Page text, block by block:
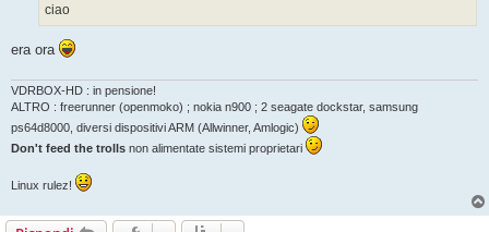
ciao
era ora
VDRBOX-HD : in pensione!
ALTRO : freerunner (openmoko) ; nokia n900 ; 2 seagate dockstar, samsung
ps64d8000, diversi dispositivi ARM (Allwinner, Amlogic)
Don't feed the trolls non alimentate sistemi proprietari
Linux rulez!